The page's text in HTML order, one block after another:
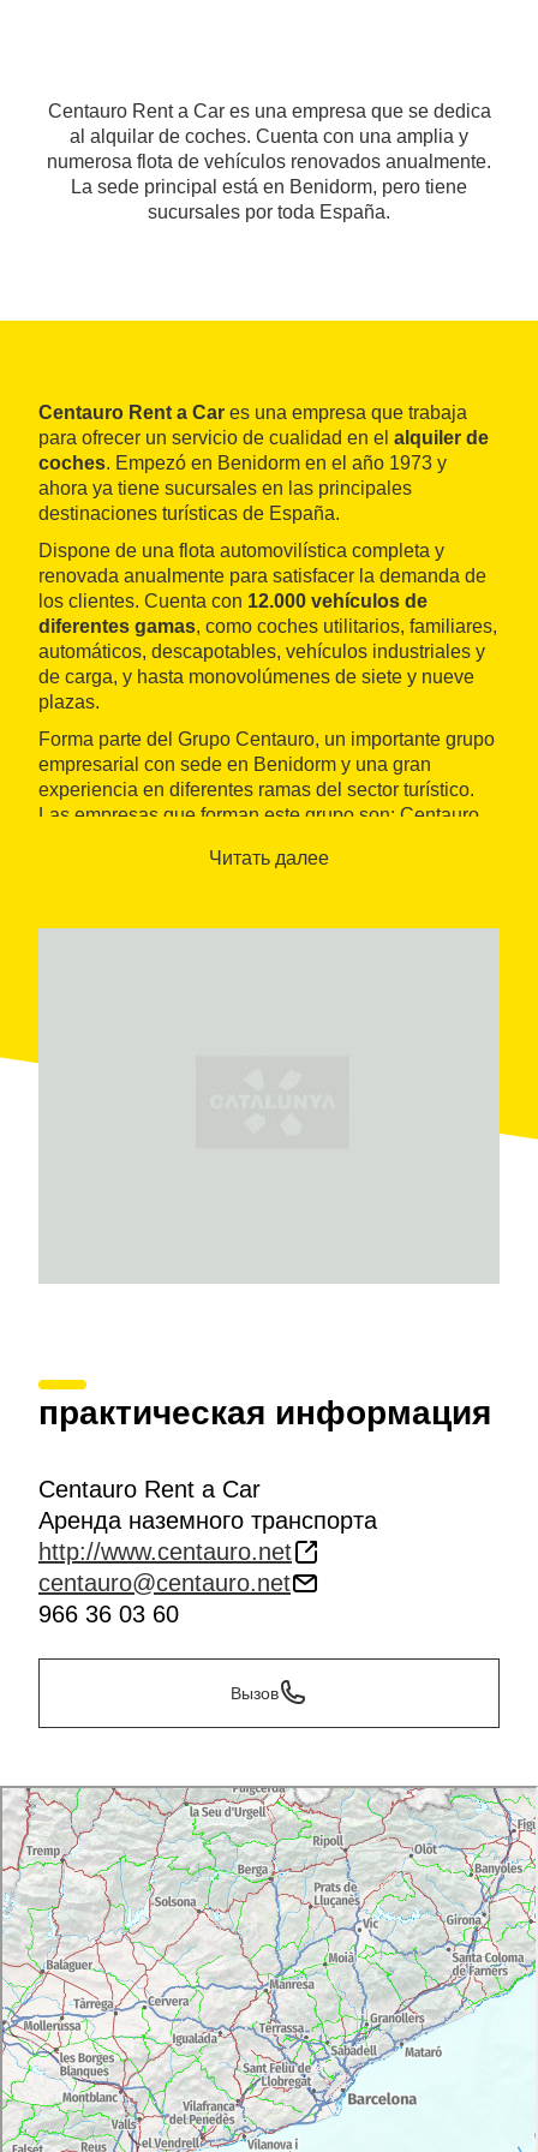
Centauro Rent a Car es una empresa que se dedica
al alquilar de coches. Cuenta con una amplia y
numerosa flota de vehículos renovados anualmente.
La sede principal está en Benidorm, pero tiene
sucursales por toda España.
Centauro Rent a Car es una empresa que trabaja
para ofrecer un servicio de cualidad en el alquiler de
coches. Empezó en Benidorm en el año 1973 y
ahora ya tiene sucursales en las principales
destinaciones turísticas de España.
Dispone de una flota automovilística completa y
renovada anualmente para satisfacer la demanda de
los clientes. Cuenta con 12.000 vehículos de
diferentes gamas, como coches utilitarios, familiares,
automáticos, descapotables, vehículos industriales y
de carga, y hasta monovolúmenes de siete y nueve
plazas.
Forma parte del Grupo Centauro, un importante grupo
empresarial con sede en Benidorm y una gran
experiencia en diferentes ramas del sector turístico.
Las empresas que forman este grupo son: Centauro
Levante y Luxor Spa & Fitness Center.
Читать далее
практическая информация
Centauro Rent a Car
Аренда наземного транспорта
http://www.centauro.net
centauro@centauro.net
966 36 03 60
Вызов